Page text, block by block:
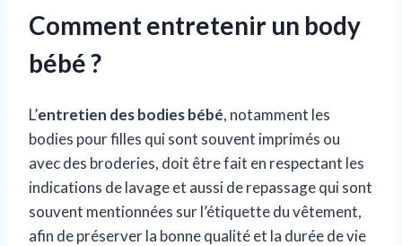
Comment entretenir un body
bébé ?
L’entretien des bodies bébé, notamment les
bodies pour filles qui sont souvent imprimés ou
avec des broderies, doit être fait en respectant les
indications de lavage et aussi de repassage qui sont
souvent mentionnées sur l’étiquette du vêtement,
afin de préserver la bonne qualité et la durée de vie